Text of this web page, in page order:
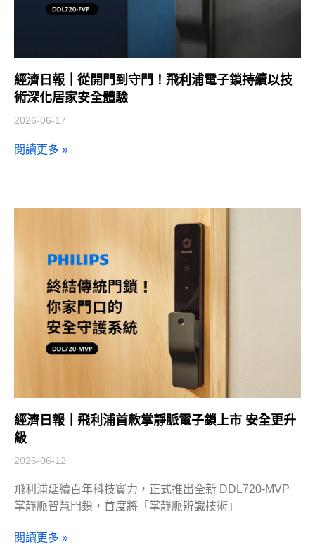
經濟日報｜從開門到守門！飛利浦電子鎖持續以技
術深化居家安全體驗
2026-06-17
閱讀更多 »
經濟日報｜飛利浦首款掌靜脈電子鎖上市 安全更升
級
2026-06-12
飛利浦延續百年科技實力，正式推出全新 DDL720-MVP
掌靜脈智慧門鎖，首度將「掌靜脈辨識技術」
閱讀更多 »